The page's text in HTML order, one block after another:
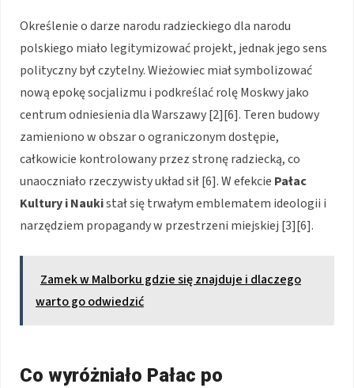
Określenie o darze narodu radzieckiego dla narodu
polskiego miało legitymizować projekt, jednak jego sens
polityczny był czytelny. Wieżowiec miał symbolizować
nową epokę socjalizmu i podkreślać rolę Moskwy jako
centrum odniesienia dla Warszawy [2][6]. Teren budowy
zamieniono w obszar o ograniczonym dostępie,
całkowicie kontrolowany przez stronę radziecką, co
unaoczniało rzeczywisty układ sił [6]. W efekcie Pałac
Kultury i Naukistał się trwałym emblematem ideologii i
narzędziem propagandy w przestrzeni miejskiej [3][6].
Zamek w Malborku gdzie się znajduje i dlaczego
warto go odwiedzić
Co wyróżniało Pałac po